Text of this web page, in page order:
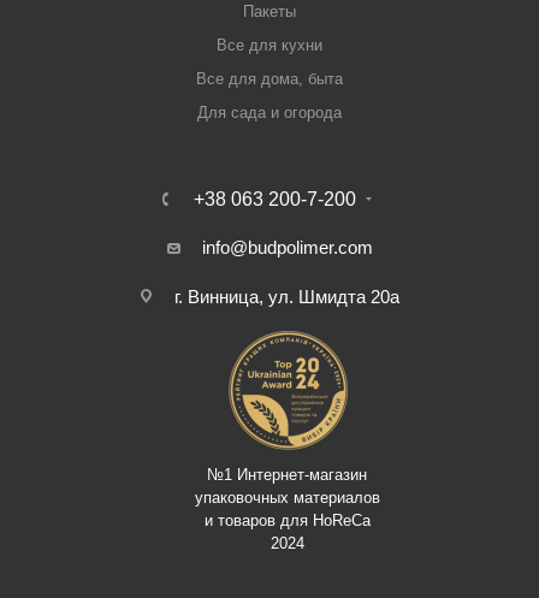
Пакеты
Все для кухни
Все для дома, быта
Для сада и огорода
+38 063 200-7-200
info@budpolimer.com
г. Винница, ул. Шмидта 20а
№1 Интернет-магазин
упаковочных материалов
и товаров для HoReCa
2024